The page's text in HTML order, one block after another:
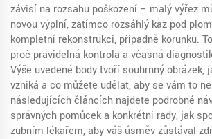
závisí na rozsahu poškození – malý výřez
novou výplní, zatímco rozsáhlý kaz pod
kompletní rekonstrukci, případně korunku.
proč pravidelná kontrola a včasná
Výše uvedené body tvoří souhrnný obrázek,
vzniká a co můžete udělat, aby se vám to
následujících článcích najdete podrobné
správných pomůcek a konkrétní rady, jak
zubním lékařem, aby váš úsměv zůstával